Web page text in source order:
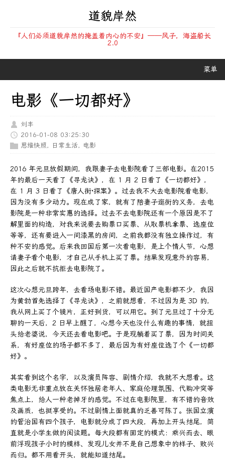
道貌岸然
『人们必须道貌岸然的掩盖着内心的不安』——风子，海盗船长
2.0
菜单
电影《一切都好》
刘丰
2016-01-08 03:25:30
思维快照 , 日常生活, 电影
2016 年元旦放假期间，我跟妻子去电影院看了三部电影。在2015
年的最后一天看了《寻龙诀》，在 1 月 2 日看了《一切都好》，
在 1 月 3 日看了《唐人街·探案》。过去我不大去电影院看电影，
因为没有多少动力。现在成了家，就有了陪妻子逛街的义务，去电
影院是一种非常实惠的选择。过去不去电影院还有一个原因是不了
解里面的构造，对我来说要去购票口买票、从取票机拿票、选座位
等等，还有要进入一间漆黑的房间，之前我都没有独立操作过，有
种不安的感觉。后来我回国后第一次看电影，是上个情人节，心想
请妻子看个电影，才自己从手机上买了票。结果发现意外的容易，
因此之后就不抗拒去电影院了。
这次心想元旦跨年，去看场电影不错。最近国产电影都不少，我因
为黄勃首先选择了《寻龙诀》，之前就想看，不过因为是 3D 的，
我从网上买了个镜片，正好到货，可以用它。到了元旦过了十分无
聊的一天后，2 日早上醒了，心想今天也没什么有趣的事情，就扭
头给老婆说，今天还去看电影吧。于是现躺着买了票，因为时间关
系，有好座位的场子都不多了，最后因为有好座位选了个《一切都
好》。
其实看到这个名字，以及演员阵容、剧情介绍，我就不大想看。这
类电影无非重点放在关怀独居老年人、家庭伦理氛围、代购冲突等
焦点上，给人一种老掉牙的感觉。不过在电影院里，有不错的音效
及画质，也挺享受的。不过剧情上面就真的乏善可陈了。张国立演
的管治国有四个孩子，电影就分成了四大段，再加上开头结尾，简
直就是小学生做的阅读题。每大段都有固定的模式：乘兴而去、眼
前浮现孩子小时的模样、发现儿女并不是自己想象中的样子、败兴
而归。都不用看开头，就能知道结尾。